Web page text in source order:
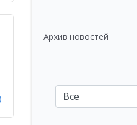
Архив новостей